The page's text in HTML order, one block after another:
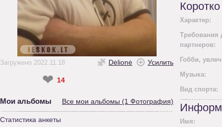
Загружено 2022.11.18 Dėlionė Усилить
❤ 14
Мои альбомы Все мои альбомы (1 Фотография)
Статистика анкеты
Характер:
Требования
партнеров:
Гобби,
Mузыка:
Вид спорта:
Имя: